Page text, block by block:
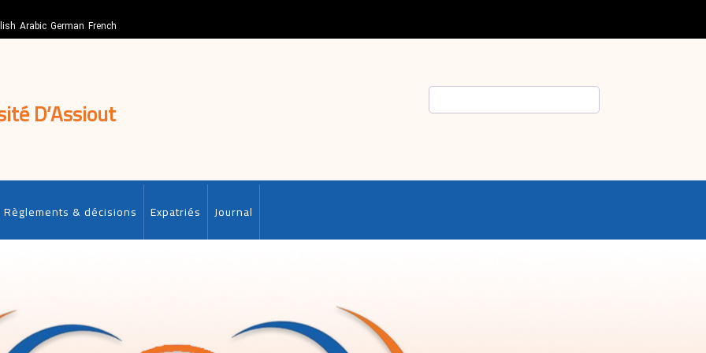
Arabic German French
D’Assiout
Règlements & décisions Expatriés Journal